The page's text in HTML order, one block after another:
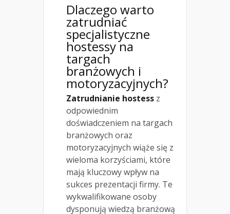
Dlaczego warto
zatrudniać
specjalistyczne
hostessy na
targach
branżowych i
motoryzacyjnych?
Zatrudnianie hostess z
odpowiednim
doświadczeniem na targach
branżowych oraz
motoryzacyjnych wiąże się z
wieloma korzyściami, które
mają kluczowy wpływ na
sukces prezentacji firmy. Te
wykwalifikowane osoby
dysponują wiedzą branżową